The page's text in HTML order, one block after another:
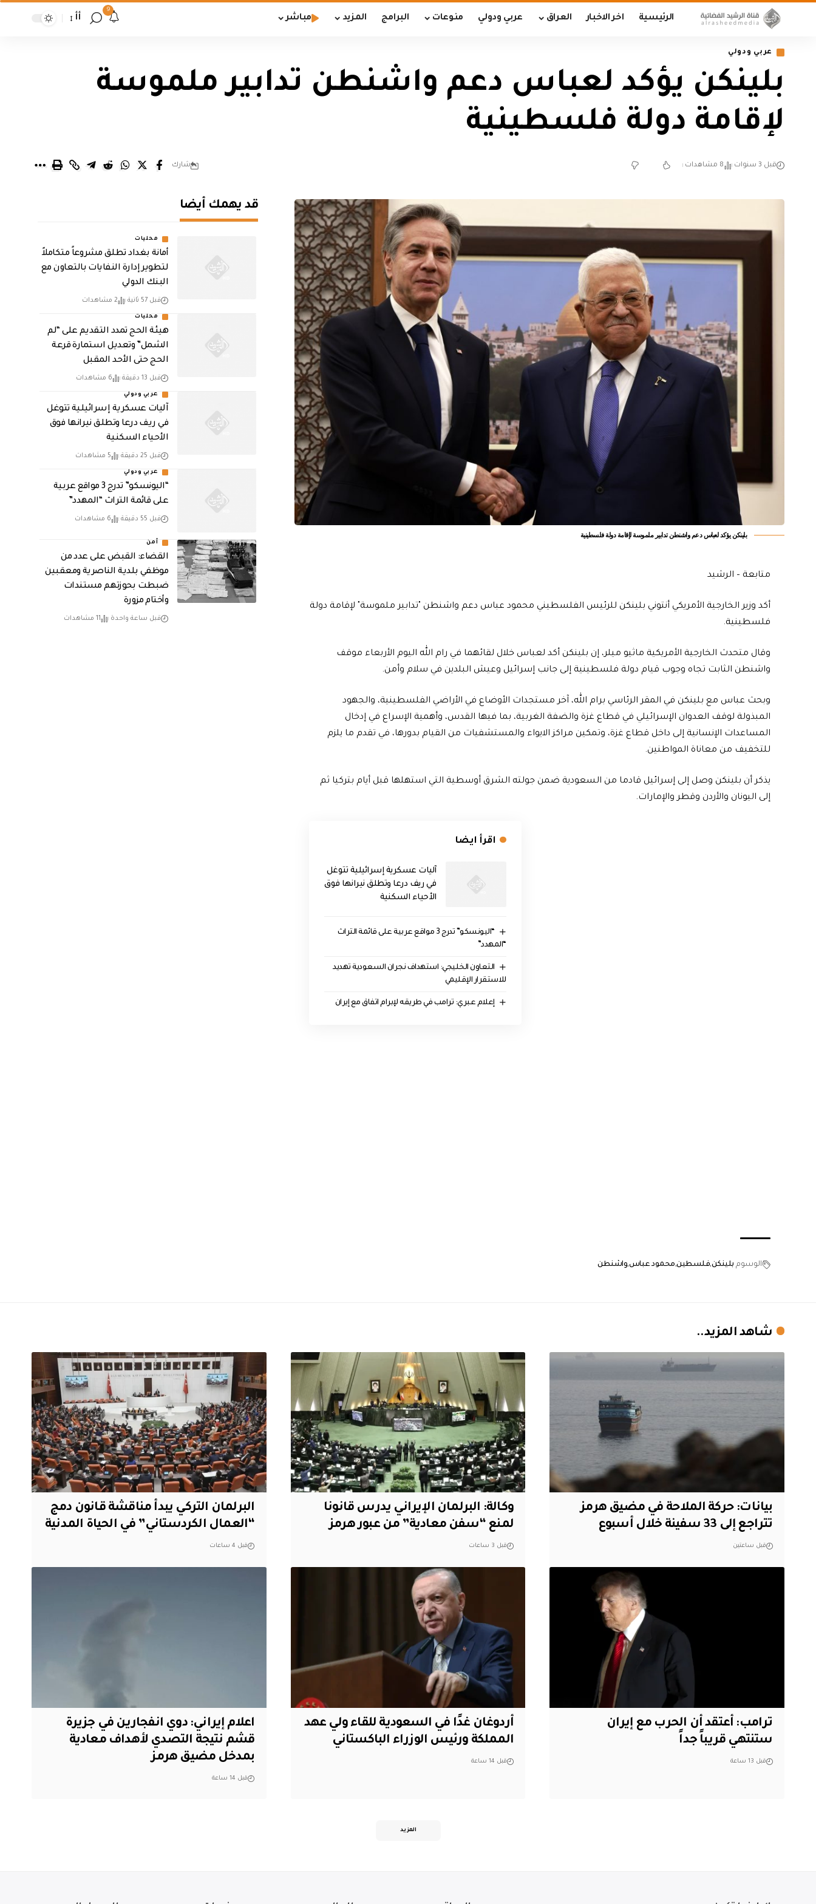
الرئيسية اخر الاخبار العراق عربي ودولي منوعات البرامج المزيد مباشر
9
أأ
عربي ودولي
بلينكن يؤكد لعباس دعم واشنطن تدابير ملموسة
لإقامة دولة فلسطينية
قبل 3 سنوات 8 مشاهدات شارك
بلينكن يؤكد لعباس دعم واشنطن تدابير ملموسة لإقامة دولة فلسطينية
متابعة – الرشيد
أكد وزير الخارجية الأمريكي أنتوني بلينكن للرئيس الفلسطيني محمود عباس دعم واشنطن "تدابير ملموسة" لإقامة دولة
فلسطينية.
وقال متحدث الخارجية الأمريكية ماثيو ميلر، إن بلينكن أكد لعباس خلال لقائهما في رام الله اليوم الأربعاء موقف
واشنطن الثابت تجاه وجوب قيام دولة فلسطينية إلى جانب إسرائيل وعيش البلدين في سلام وأمن.
وبحث عباس مع بلينكن في المقر الرئاسي برام الله، آخر مستجدات الأوضاع في الأراضي الفلسطينية، والجهود
المبذولة لوقف العدوان الإسرائيلي في قطاع غزة والضفة الغربية، بما فيها القدس، وأهمية الإسراع في إدخال
المساعدات الإنسانية إلى داخل قطاع غزة، وتمكين مراكز الايواء والمستشفيات من القيام بدورها، في تقدم ما يلزم
للتخفيف من معاناة المواطنين.
يذكر أن بلينكن وصل إلى إسرائيل قادما من السعودية ضمن جولته الشرق أوسطية التي استهلها قبل أيام بتركيا ثم
إلى اليونان والأردن وقطر والإمارات.
اقرأ ايضا
آليات عسكرية إسرائيلية تتوغل
في ريف درعا وتطلق نيرانها فوق
الأحياء السكنية
“اليونسكو” تدرج 3 مواقع عربية على قائمة التراث
“المهدد”
التعاون الخليجي: استهداف نجران السعودية تهديد
للاستقرار الإقليمي
إعلام عبري: ترامب في طريقه لإبرام اتفاق مع إيران
الوسوم بلينكن فلسطين محمود عباس واشنطن
قد يهمك أيضا
محليات
أمانة بغداد تطلق مشروعاً متكاملاً
لتطوير إدارة النفايات بالتعاون مع
البنك الدولي
قبل 57 ثانية 2 مشاهدات
محليات
هيئة الحج تمدد التقديم على “لم
الشمل” وتعديل استمارة قرعة
الحج حتى الأحد المقبل
قبل 13 دقيقة 6 مشاهدات
عربي ودولي
آليات عسكرية إسرائيلية تتوغل
في ريف درعا وتطلق نيرانها فوق
الأحياء السكنية
قبل 25 دقيقة 5 مشاهدات
عربي ودولي
“اليونسكو” تدرج 3 مواقع عربية
على قائمة التراث “المهدد”
قبل 55 دقيقة 6 مشاهدات
أمن
القضاء: القبض على عدد من
موظفي بلدية الناصرية ومعقبين
ضبطت بحوزتهم مستندات
وأختام مزورة
قبل ساعة واحدة 11 مشاهدات
شاهد المزيد..
بيانات: حركة الملاحة في مضيق هرمز
تتراجع إلى 33 سفينة خلال أسبوع
قبل ساعتين
وكالة: البرلمان الإيراني يدرس قانونا
لمنع “سفن معادية” من عبور هرمز
قبل 3 ساعات
البرلمان التركي يبدأ مناقشة قانون دمج
“العمال الكردستاني” في الحياة المدنية
قبل 4 ساعات
‏ترامب: أعتقد أن الحرب مع إيران
ستنتهي قريباً جداً
قبل 13 ساعة
أردوغان غدًا في السعودية للقاء ولي عهد
المملكة ورئيس الوزراء الباكستاني
قبل 14 ساعة
اعلام إيراني: دوي انفجارين في جزيرة
قشم نتيجة التصدي لأهداف معادية
بمدخل مضيق هرمز
قبل 14 ساعة
المزيد